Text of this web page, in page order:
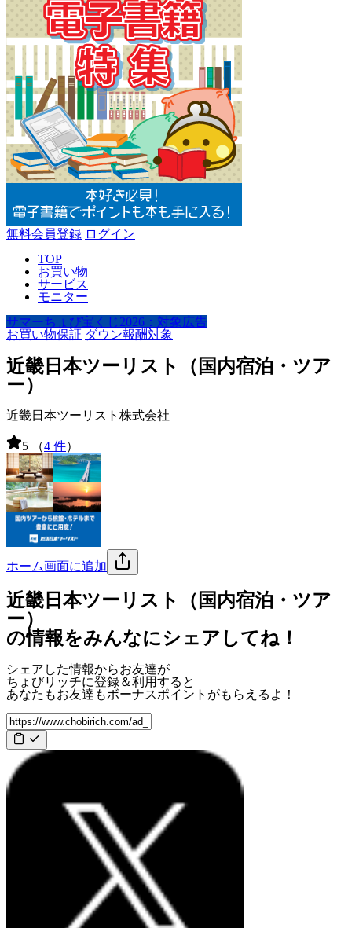
無料会員登録 ログイン
TOP
お買い物
サービス
モニター
サマーちょび宝くじ2026：対象広告
お買い物保証 ダウン報酬対象
近畿日本ツーリスト（国内宿泊・ツア
ー）
近畿日本ツーリスト株式会社
5 （4 件）
ホーム画面に追加
近畿日本ツーリスト（国内宿泊・ツア
ー）
の情報をみんなにシェアしてね！
シェアした情報からお友達が
ちょびリッチに登録＆利用すると
あなたもお友達もボーナスポイント がもらえるよ！